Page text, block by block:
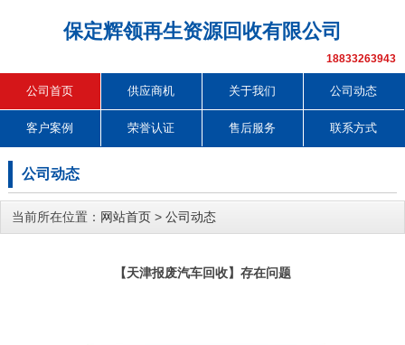
保定辉领再生资源回收有限公司
18833263943
公司首页 供应商机 关于我们 公司动态
客户案例 荣誉认证 售后服务 联系方式
公司动态
当前所在位置： 网站首页 > 公司动态
【天津报废汽车回收】存在问题